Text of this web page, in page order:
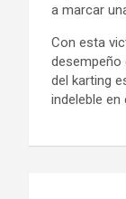
a marcar
Con esta
desempeño
del karting
indeleble